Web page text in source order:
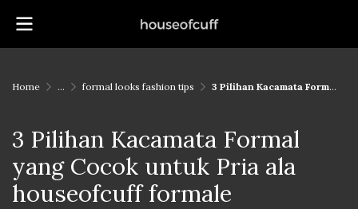
Home ... formal looks fashion tips 3 Pilihan Kacamata Formal yang Cocok untuk Pria ala houseofcuff formale
3 Pilihan Kacamata Formal
yang Cocok untuk Pria ala
houseofcuff formale